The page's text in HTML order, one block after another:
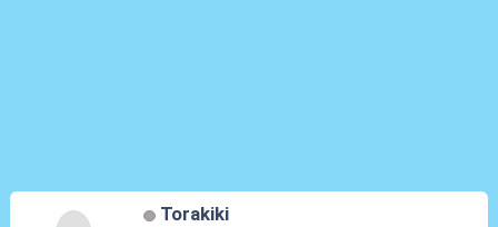
Torakiki